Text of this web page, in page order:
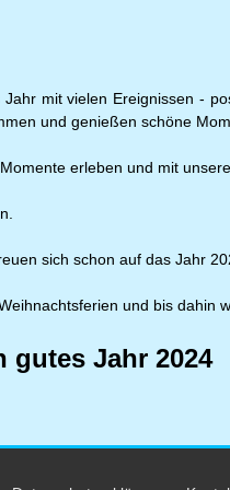
mit vielen Ereignissen -
und genießen schöne
erleben und mit
sich schon auf das Jahr
und bis dahin
gutes Jahr 2024